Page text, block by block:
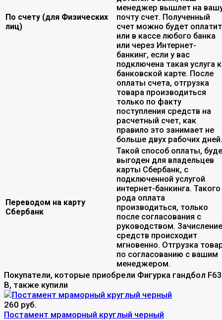
По счету (для Физических
лиц)
менеджер вышлет на
почту счет. Полученный
счет можно будет
или в кассе любого банка
или через Интернет-
банкинг, если у вас
подключена такая услуга к
банковской карте. После
оплаты счета, отгрузка
товара производиться
только по факту
поступления средств на
расчетный счет, как
правило это занимает не
больше двух рабочих дней.
Переводом на карту
Сбербанк
Такой способ оплаты,
выгоден для владельцев
карты Сбербанк, с
подключенной услугой
интернет-банкинга. Такого
рода оплата
производиться, только
после согласования с
руководством. Зачисление
средств происходит
мгновенно. Отгрузка
по согласованию с вашим
менеджером.
Покупатели, которые приобрели Фигурка гандбол F63
B, также купили
260 руб.
Постамент мраморный круглый черный